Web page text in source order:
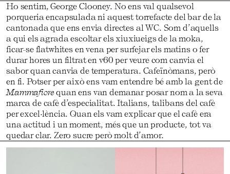
Ho sentim, George Clooney. No ens val qualsevol
porqueria encapsulada ni aquest torrefacte del bar de la
cantonada que ens envia directes al WC. Som d’aquells
a qui els agrada escoltar els xiuxiueigs de la moka,
ficar-se flatwhites en vena per surfejar els matins o fer
durar hores un filtrat en v60 per veure com canvia el
sabor quan canvia de temperatura. Cafeïnòmans, però
en fi. Potser per això ens vam entendre bé amb la gent de
Mammafiorequan ens van demanar posar nom a la seva
marca de cafè d’especialitat. Italians, talibans del cafè
per excel·lència. Quan els vam explicar que el cafè era
una actitud i un moment, més que un producte, tot va
quedar clar. Zero sucre però molt d’amor.